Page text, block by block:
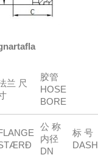
兰 尺
胶管
HOSE
BORE
公 称
内径
DN
标 号
DASH